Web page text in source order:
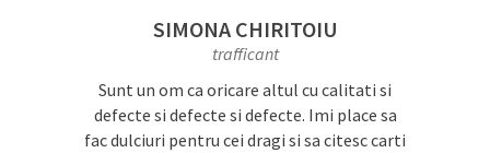
SIMONA CHIRITOIU
trafficant
Sunt un om ca oricare altul cu calitati si
defecte si defecte si defecte. Imi place sa
fac dulciuri pentru cei dragi si sa citesc carti